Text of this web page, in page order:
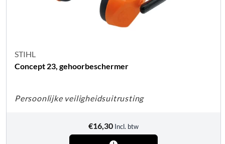
STIHL
Concept 23, gehoorbeschermer
Persoonlijke veiligheidsuitrusting
€16,30 Incl. btw